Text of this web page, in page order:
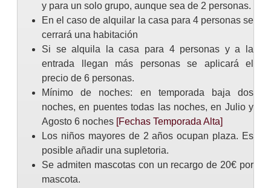
y para un solo grupo, aunque sea de 2 personas.
En el caso de alquilar la casa para 4 personas se
cerrará una habitación
Si se alquila la casa para 4 personas y a la
entrada llegan más personas se aplicará el
precio de 6 personas.
Mínimo de noches: en temporada baja dos
noches, en puentes todas las noches, en Julio y
Agosto 6 noches [Fechas Temporada Alta]
Los niños mayores de 2 años ocupan plaza. Es
posible añadir una supletoria.
Se admiten mascotas con un recargo de 20€ por
mascota.